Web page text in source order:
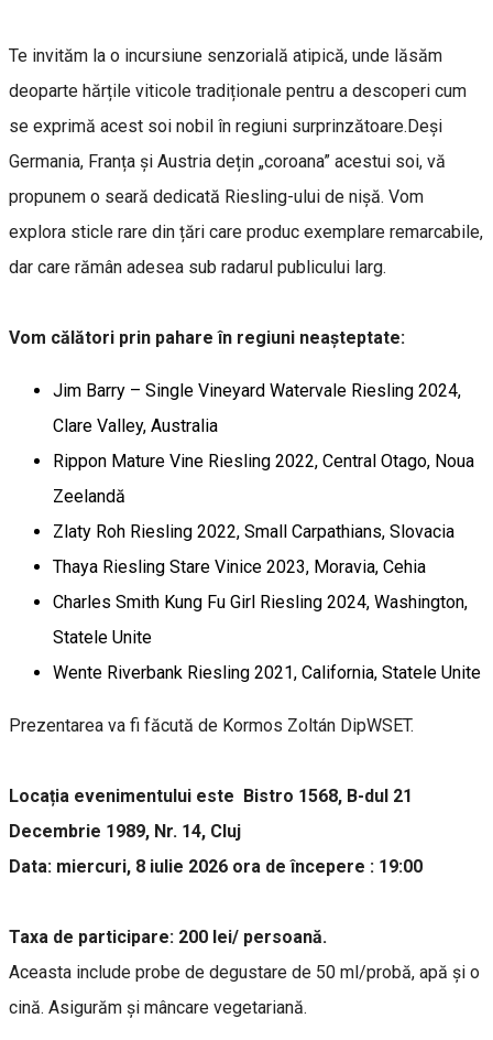
Te invităm la o incursiune senzorială atipică, unde lăsăm
deoparte hărțile viticole tradiționale pentru a descoperi cum
se exprimă acest soi nobil în regiuni surprinzătoare.Deși
Germania, Franța și Austria dețin „coroana” acestui soi, vă
propunem o seară dedicată Riesling-ului de nișă. Vom
explora sticle rare din țări care produc exemplare remarcabile,
dar care rămân adesea sub radarul publicului larg.
Vom călători prin pahare în regiuni neașteptate:
Jim Barry – Single Vineyard Watervale Riesling 2024,
Clare Valley, Australia
Rippon Mature Vine Riesling 2022, Central Otago, Noua
Zeelandă
Zlaty Roh Riesling 2022, Small Carpathians, Slovacia
Thaya Riesling Stare Vinice 2023, Moravia, Cehia
Charles Smith Kung Fu Girl Riesling 2024, Washington,
Statele Unite
Wente Riverbank Riesling 2021, California, Statele Unite
Prezentarea va fi făcută de Kormos Zoltán DipWSET.
Locația evenimentului este Bistro 1568, B-dul 21
Decembrie 1989, Nr. 14, Cluj
Data: miercuri, 8 iulie 2026 ora de începere : 19:00
Taxa de participare: 200 lei/ persoană.
Aceasta include probe de degustare de 50 ml/probă, apă și o
cină. Asigurăm și mâncare vegetariană.